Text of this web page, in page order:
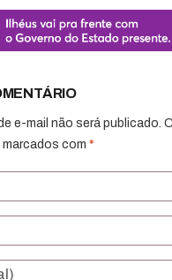
e-mail não será publicado.
com *